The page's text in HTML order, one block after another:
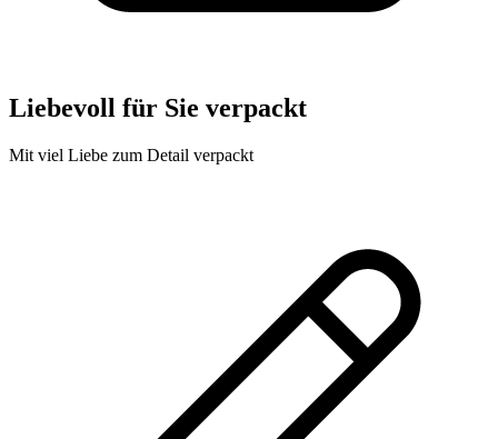
Liebevoll für Sie verpackt
Mit viel Liebe zum Detail verpackt